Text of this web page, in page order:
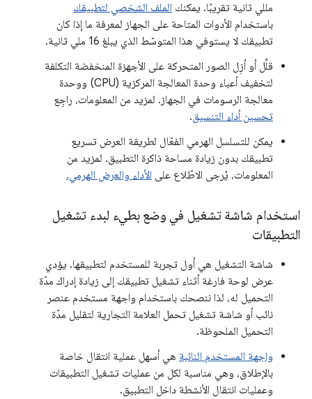
مللي ثانية تقريبًا. يمكنك الملف الشخصي لتطبيقك
باستخدام الأدوات المتاحة على الجهاز لمعرفة ما إذا كان
تطبيقك لا يستوفي هذا المتوسّط الذي يبلغ 16 ملي ثانية.
قلِّل أو أزِل الصور المتحركة على الأجهزة المنخفضة التكلفة
لتخفيف أعباء وحدة المعالجة المركزية (CPU) ووحدة
معالجة الرسومات في الجهاز. لمزيد من المعلومات، راجِع
تحسين أداء التنسيق.
يمكن للتسلسل الهرمي الفعّال لطريقة العرض تسريع
تطبيقك بدون زيادة مساحة ذاكرة التطبيق. لمزيد من
المعلومات، يُرجى الاطّلاع على الأداء والعرض الهرمي.
استخدام شاشة تشغيل في وضع بطيء لبدء تشغيل
التطبيقات
شاشة التشغيل هي أول تجربة للمستخدم لتطبيقها. يؤدي
عرض لوحة فارغة أثناء تشغيل تطبيقك إلى زيادة إدراك مدّة
التحميل له، لذا ننصحك باستخدام واجهة مستخدم عنصر
نائب أو شاشة تشغيل تحمل العلامة التجارية لتقليل مدّة
التحميل الملحوظة.
واجهة المستخدم النائبة هي أسهل عملية انتقال خاصة
بالإطلاق، وهي مناسبة لكل من عمليات تشغيل التطبيقات
وعمليات انتقال الأنشطة داخل التطبيق.